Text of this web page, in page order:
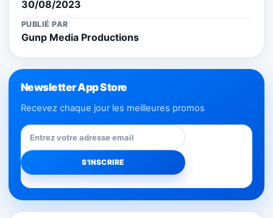
30/08/2023
PUBLIÉ PAR
Gunp Media Productions
Newsletter App Store
Recevez chaque jour les meilleures promos